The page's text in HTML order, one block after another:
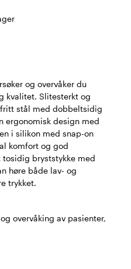
og overvåker du
kvalitet. Slitesterkt og
stål med dobbeltsidig
ergonomisk design med
i silikon med snap-on
komfort og god
tosidig bryststykke med
høre både lav- og
trykket.
overvåking av pasienter,